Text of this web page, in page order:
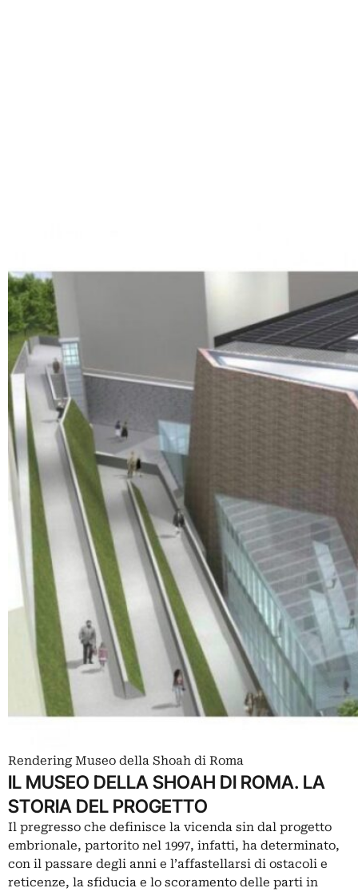
Rendering Museo della Shoah di Roma
IL MUSEO DELLA SHOAH DI ROMA. LA
STORIA DEL PROGETTO
Il pregresso che definisce la vicenda sin dal progetto
embrionale, partorito nel 1997, infatti, ha determinato,
con il passare degli anni e l’affastellarsi di ostacoli e
reticenze, la sfiducia e lo scoramento delle parti in